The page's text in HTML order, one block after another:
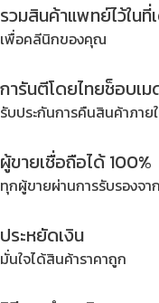
รวมสินค้าแพทย์ไว้ในที่
เพื่อคลีนิกของคุณ
การันตีโดยไทยช็อบเม
รับประกันการคืนสินค้าภาย
ผู้ขายเชื่อถือได้ 100%
ทุกผู้ขายผ่านการรับรองจา
ประหยัดเงิน
มั่นใจได้สินค้าราคาถูก